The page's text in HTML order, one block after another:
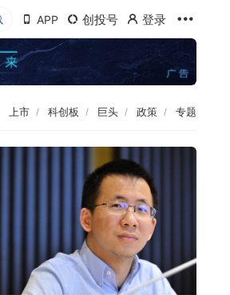
APP 创投号 登录
上市 科创板 巨头 政策 专题